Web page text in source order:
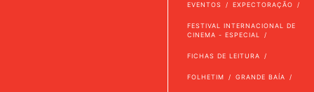
EVENTOS EXPECTORAÇÃO
FESTIVAL INTERNACIONAL DE
CINEMA - ESPECIAL
FICHAS DE LEITURA
FOLHETIM GRANDE BAÍA